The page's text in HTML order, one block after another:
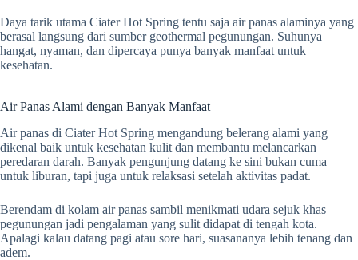
Daya tarik utama Ciater Hot Spring tentu saja air panas alaminya yang
berasal langsung dari sumber geothermal pegunungan. Suhunya
hangat, nyaman, dan dipercaya punya banyak manfaat untuk
kesehatan.
Air Panas Alami dengan Banyak Manfaat
Air panas di Ciater Hot Spring mengandung belerang alami yang
dikenal baik untuk kesehatan kulit dan membantu melancarkan
peredaran darah. Banyak pengunjung datang ke sini bukan cuma
untuk liburan, tapi juga untuk relaksasi setelah aktivitas padat.
Berendam di kolam air panas sambil menikmati udara sejuk khas
pegunungan jadi pengalaman yang sulit didapat di tengah kota.
Apalagi kalau datang pagi atau sore hari, suasananya lebih tenang dan
adem.